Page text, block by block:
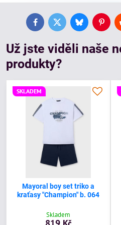
FacebookTwitterBluesky
Už jste viděli naše
produkty?
SKLADEM
Mayoral boy set triko a
kraťasy "Champion" b. 064
Skladem